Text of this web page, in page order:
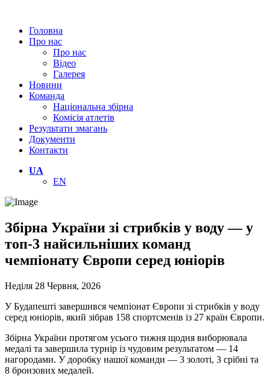
Головна
Про нас
Про нас
Відео
Галерея
Новини
Команда
Національна збірна
Комісія атлетів
Результати змагань
Документи
Контакти
UA
EN
Збірна України зі стрибків у воду — у
топ-3 найсильніших команд
чемпіонату Європи серед юніорів
Неділя 28 Червня, 2026
У Будапешті завершився чемпіонат Європи зі стрибків у воду
серед юніорів, який зібрав 158 спортсменів із 27 країн Європи.
Збірна України протягом усього тижня щодня виборювала
медалі та завершила турнір із чудовим результатом — 14
нагородами. У доробку нашої команди — 3 золоті, 3 срібні та
8 бронзових медалей.